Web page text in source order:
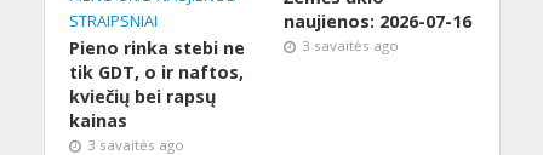
STRAIPSNIAI
Pieno rinka stebi ne
tik GDT, o ir naftos,
kviečių bei rapsų
kainas
3 savaitės ago
naujienos: 2026-07-16
3 savaitės ago